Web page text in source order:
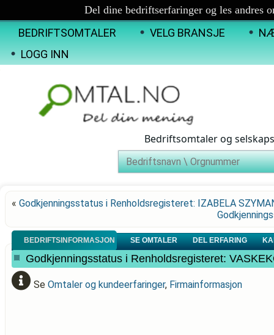
Del dine bedriftserfaringer og les andres
BEDRIFTSOMTALER VELG BRANSJE
LOGG INN
Bedriftsomtaler og
« Godkjenningsstatus i Renholdsregisteret: IZABELA
BEDRIFTSINFORMASJON SE OMTALER DEL ERFARING
Godkjenningsstatus i Renholdsregisteret:
Se Omtaler og kundeerfaringer, Firmainformasjon